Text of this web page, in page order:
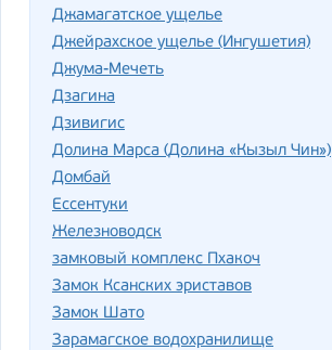
Джамагатское ущелье
Джейрахское ущелье (Ингушетия)
Джума-Мечеть
Дзагина
Дзивигис
Долина Марса (Долина «Кызыл Чин»)
Домбай
Ессентуки
Железноводск
замковый комплекс Пхакоч
Замок Ксанских эриставов
Замок Шато
Зарамагское водохранилище